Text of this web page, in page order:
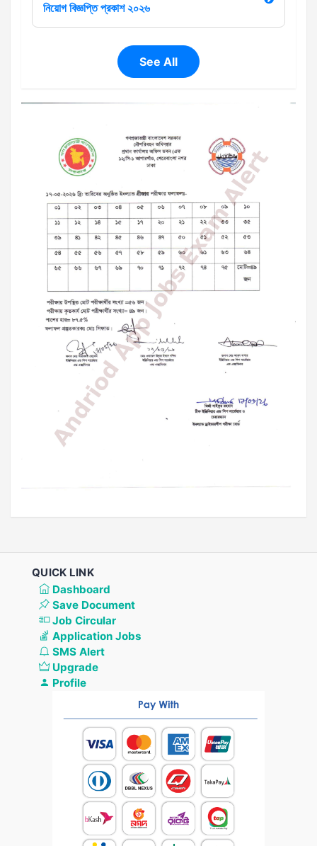
নিয়োগ বিজ্ঞপ্তি প্রকাশ ২০২৬
See All
QUICK LINK
Dashboard
Save Document
Job Circular
Application Jobs
SMS Alert
Upgrade
Profile